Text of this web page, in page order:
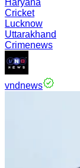
Haryana
Cricket
Lucknow
Uttarakhand
Crimenews
vndnews